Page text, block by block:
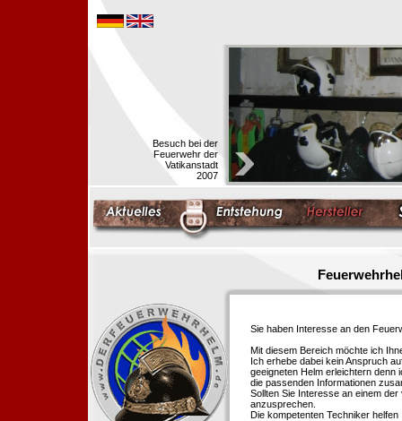
Besuch bei der
Feuerwehr der
Vatikanstadt
2007
Sie haben Interesse an den
Mit diesem Bereich möchte ich
Ich erhebe dabei kein Anspruch
geeigneten Helm erleichtern
die passenden Informationen
Sollten Sie Interesse an einem
anzusprechen.
Die kompetenten Techniker